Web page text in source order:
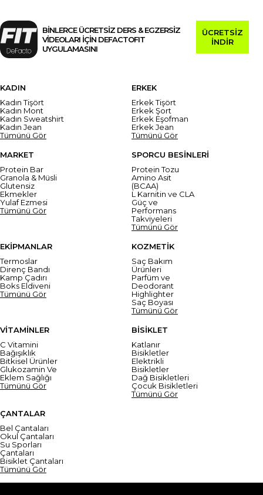
BİNLERCE ÜCRETSİZ DERS & EGZERSİZ
VİDEOLARI İÇİN DEFACTOFIT
UYGULAMASINI
ÜCRETSİZ
İNDİR
KADIN
Kadın Tişört
Kadın Mont
Kadın Sweatshirt
Kadın Jean
Tümünü Gör
ERKEK
Erkek Tişört
Erkek Şort
Erkek Eşofman
Erkek Jean
Tümünü Gör
MARKET
Protein Bar
Granola & Müsli
Glutensiz
Ekmekler
Yulaf Ezmesi
Tümünü Gör
SPORCU BESİNLERİ
Protein Tozu
Amino Asit
(BCAA)
L Karnitin ve CLA
Güç ve
Performans
Takviyeleri
Tümünü Gör
EKİPMANLAR
Termoslar
Direnç Bandı
Kamp Çadırı
Boks Eldiveni
Tümünü Gör
KOZMETİK
Saç Bakım
Ürünleri
Parfüm ve
Deodorant
Highlighter
Saç Boyası
Tümünü Gör
VİTAMİNLER
C Vitamini
Bağışıklık
Bitkisel Ürünler
Glukozamin Ve
Eklem Sağlığı
Tümünü Gör
BİSİKLET
Katlanır
Bisikletler
Elektrikli
Bisikletler
Dağ Bisikletleri
Çocuk Bisikletleri
Tümünü Gör
ÇANTALAR
Bel Çantaları
Okul Çantaları
Su Sporları
Çantaları
Bisiklet Çantaları
Tümünü Gör